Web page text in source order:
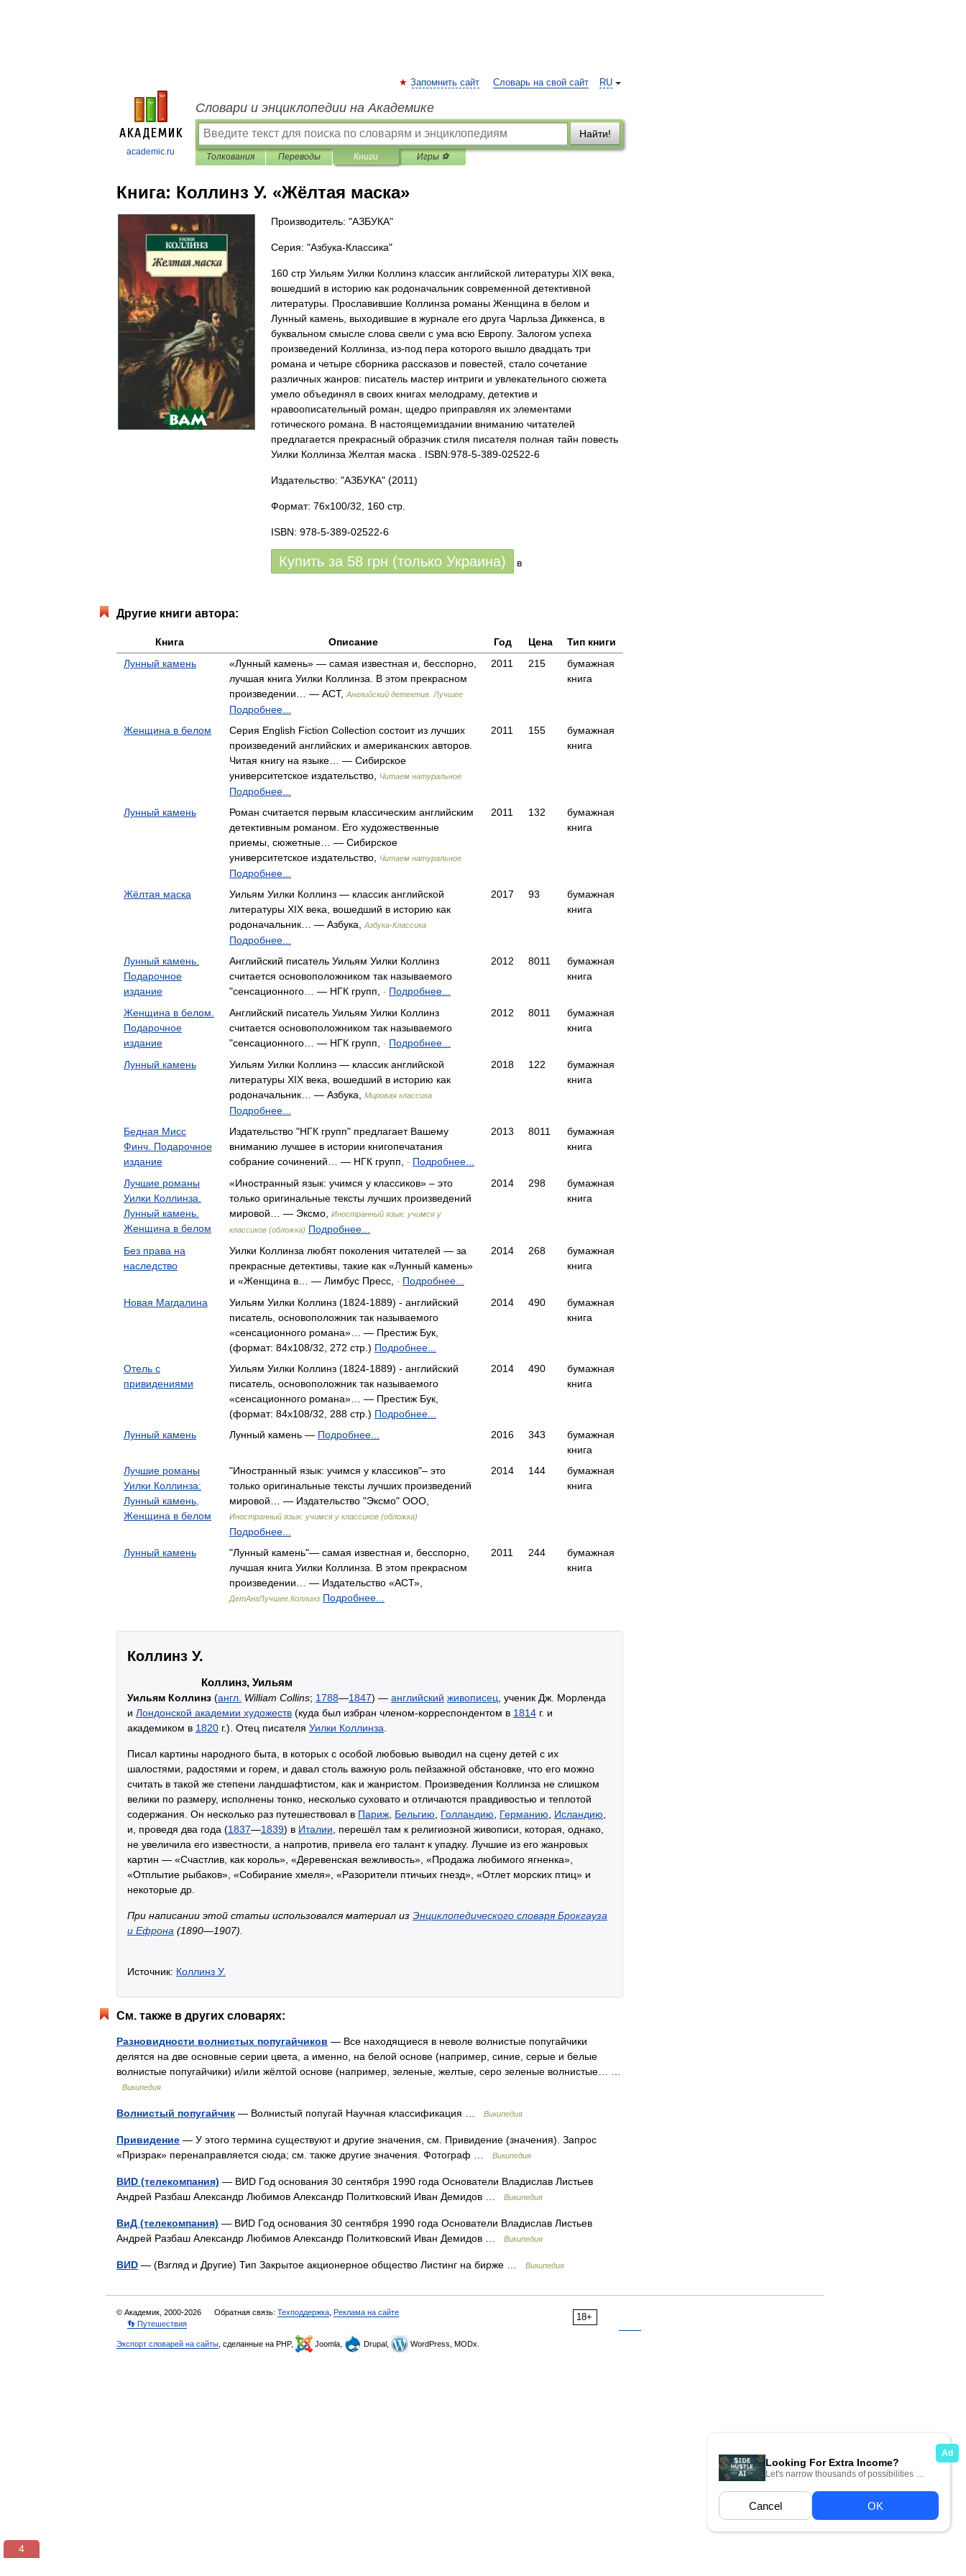
academic.ru
RU
Запомнить сайт Словарь на свой сайт
Словари и энциклопедии на Академике
Найти!
Толкования Переводы Книги Игры ⚽
Книга: Коллинз У. «Жёлтая маска»
Производитель: "АЗБУКА"
Серия: "Азбука-Классика"
160 стр Уильям Уилки Коллинз классик английской литературы XIX века,
вошедший в историю как родоначальник современной детективной
литературы. Прославившие Коллинза романы Женщина в белом и
Лунный камень, выходившие в журнале его друга Чарльза Диккенса, в
буквальном смысле слова свели с ума всю Европу. Залогом успеха
произведений Коллинза, из-под пера которого вышло двадцать три
романа и четыре сборника рассказов и повестей, стало сочетание
различных жанров: писатель мастер интриги и увлекательного сюжета
умело объединял в своих книгах мелодраму, детектив и
нравоописательный роман, щедро приправляя их элементами
готического романа. В настоящемиздании вниманию читателей
предлагается прекрасный образчик стиля писателя полная тайн повесть
Уилки Коллинза Желтая маска . ISBN:978-5-389-02522-6
Издательство: "АЗБУКА" (2011)
Формат: 76x100/32, 160 стр.
ISBN: 978-5-389-02522-6
Купить за 58 грн (только Украина) в
Другие книги автора:
Книга Описание Год Цена
Тип книги
Лунный камень
«Лунный камень» — самая известная и, бесспорно,
лучшая книга Уилки Коллинза. В этом прекрасном
произведении… — АСТ, Английский детектив. Лучшее
Подробнее...
2011 215
бумажная
книга
Женщина в белом
Серия English Fiction Collection состоит из лучших
произведений английских и американских авторов.
Читая книгу на языке… — Сибирское
университетское издательство,
Читаем натуральное
Подробнее...
2011 155
бумажная
книга
Лунный камень
Роман считается первым классическим английским
детективным романом. Его художественные
приемы, сюжетные… — Сибирское
университетское издательство,
Читаем натуральное
Подробнее...
2011 132
бумажная
книга
Жёлтая маска
Уильям Уилки Коллинз — классик английской
литературы XIX века, вошедший в историю как
родоначальник… — Азбука,
Азбука-Классика
Подробнее...
2017 93
бумажная
книга
Лунный камень.
Подарочное
издание
Английский писатель Уильям Уилки Коллинз
считается основоположником так называемого
"сенсационного… — НГК групп,
- Подробнее...
2012 8011
бумажная
книга
Женщина в белом.
Подарочное
издание
Английский писатель Уильям Уилки Коллинз
считается основоположником так называемого
"сенсационного… — НГК групп,
- Подробнее...
2012 8011
бумажная
книга
Лунный камень
Уильям Уилки Коллинз — классик английской
литературы XIX века, вошедший в историю как
родоначальник… — Азбука,
Мировая классика
Подробнее...
2018 122
бумажная
книга
Бедная Мисс
Финч. Подарочное
издание
Издательство "НГК групп" предлагает Вашему
вниманию лучшее в истории книгопечатания
собрание сочинений… — НГК групп,
- Подробнее...
2013 8011
бумажная
книга
Лучшие романы
Уилки Коллинза.
Лунный камень.
Женщина в белом
«Иностранный язык: учимся у классиков» – это
только оригинальные тексты лучших произведений
мировой… — Эксмо,
Иностранный язык: учимся у
классиков (обложка) Подробнее...
2014 298
бумажная
книга
Без права на
наследство
Уилки Коллинза любят поколения читателей — за
прекрасные детективы, такие как «Лунный камень»
и «Женщина в… — Лимбус Пресс,
- Подробнее...
2014 268
бумажная
книга
Новая Магдалина
Уильям Уилки Коллинз (1824-1889) - английский
писатель, основоположник так называемого
«сенса­ционного романа»… — Престиж Бук,
(формат: 84x108/32, 272 стр.) Подробнее...
2014 490
бумажная
книга
Отель с
привидениями
Уильям Уилки Коллинз (1824-1889) - английский
писатель, основоположник так называемого
«сенса­ционного романа»… — Престиж Бук,
(формат: 84x108/32, 288 стр.) Подробнее...
2014 490
бумажная
книга
Лунный камень Лунный камень — Подробнее... 2016 343
бумажная
книга
Лучшие романы
Уилки Коллинза:
Лунный камень,
Женщина в белом
"Иностранный язык: учимся у классиков"– это
только оригинальные тексты лучших произведений
мировой… — Издательство "Эксмо" ООО,
Иностранный язык: учимся у классиков (обложка)
Подробнее...
2014 144
бумажная
книга
Лунный камень
"Лунный камень"— самая известная и, бесспорно,
лучшая книга Уилки Коллинза. В этом прекрасном
произведении… — Издательство «АСТ»,
ДетАнгЛучшее.Коллинз Подробнее...
2011 244
бумажная
книга
Коллинз У.
Коллинз, Уильям
Уильям Коллинз (англ. William Collins; 1788—1847) — английский живописец , ученик Дж. Морленда
и Лондонской академии художеств (куда был избран членом-корреспондентом в 1814 г. и
академиком в 1820 г.). Отец писателя Уилки Коллинза
Писал картины народного быта, в которых с особой любовью выводил на сцену детей с их
шалостями, радостями и горем, и давал столь важную роль пейзажной обстановке, что его можно
считать в такой же степени ландшафтистом, как и жанристом. Произведения Коллинза не слишком
велики по размеру, исполнены тонко, несколько суховато и отличаются правдивостью и теплотой
содержания. Он несколько раз путешествовал в Париж Бельгию Голландию Германию Исландию
и, проведя два года (1837—1839) в Италии , перешёл там к религиозной живописи, которая, однако,
не увеличила его известности, а напротив, привела его талант к упадку. Лучшие из его жанровых
картин — «Счастлив, как король», «Деревенская вежливость», «Продажа любимого ягненка»,
«Отплытие рыбаков», «Собирание хмеля», «Разорители птичьих гнезд», «Отлет морских птиц» и
некоторые др.
При написании этой статьи использовался материал из Энциклопедического словаря Брокгауза
и Ефрона (1890—1907).
Источник: Коллинз У.
См. также в других словарях:
Разновидности волнистых попугайчиков — Все находящиеся в неволе волнистые попугайчики
делятся на две основные серии цвета, а именно, на белой основе (например, синие, серые и белые
волнистые попугайчики) и/или жёлтой основе (например, зеленые, желтые, серо зеленые волнистые… …
Википедия
Волнистый попугайчик — Волнистый попугай Научная классификация … Википедия
Привидение — У этого термина существуют и другие значения, см. Привидение (значения). Запрос
«Призрак» перенаправляется сюда; см. также другие значения. Фотограф …
Википедия
ВИD (телекомпания) — ВИD Год основания 30 сентября 1990 года Основатели Владислав Листьев
Андрей Разбаш Александр Любимов Александр Политковский Иван Демидов …
Википедия
ВиД (телекомпания) — ВИD Год основания 30 сентября 1990 года Основатели Владислав Листьев
Андрей Разбаш Александр Любимов Александр Политковский Иван Демидов …
Википедия
ВИD — (Взгляд и Другие) Тип Закрытое акционерное общество Листинг на бирже … Википедия
18+
© Академик, 2000-2026 Обратная связь: Техподдержка Реклама на сайте
👣 Путешествия
Экспорт словарей на сайты , сделанные на PHP, Joomla, Drupal, WordPress, MODx.
3